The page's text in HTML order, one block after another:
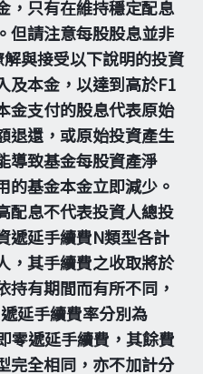
，只有在維持穩定配息
但請注意每股股息並非
與接受以下說明的投資
及本金，以達到高於F1
金支付的股息代表原始
退還，或原始投資產生
導致基金每股資產淨
的基金本金立即減少。
配息不代表投資人總投
遞延手續費N類型各計
，其手續費之收取將於
持有期間而有所不同，
延手續費率分別為
零遞延手續費，其餘費
完全相同，亦不加計分